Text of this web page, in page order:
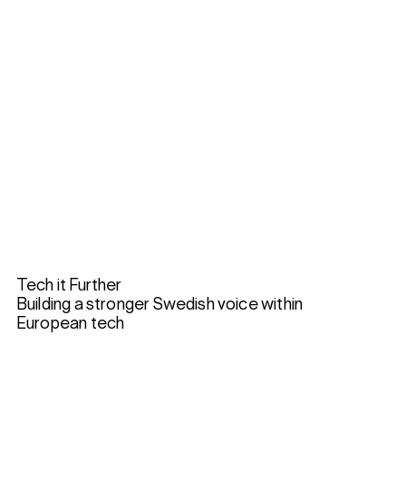
Tech it Further
Building a stronger Swedish voice within
European tech